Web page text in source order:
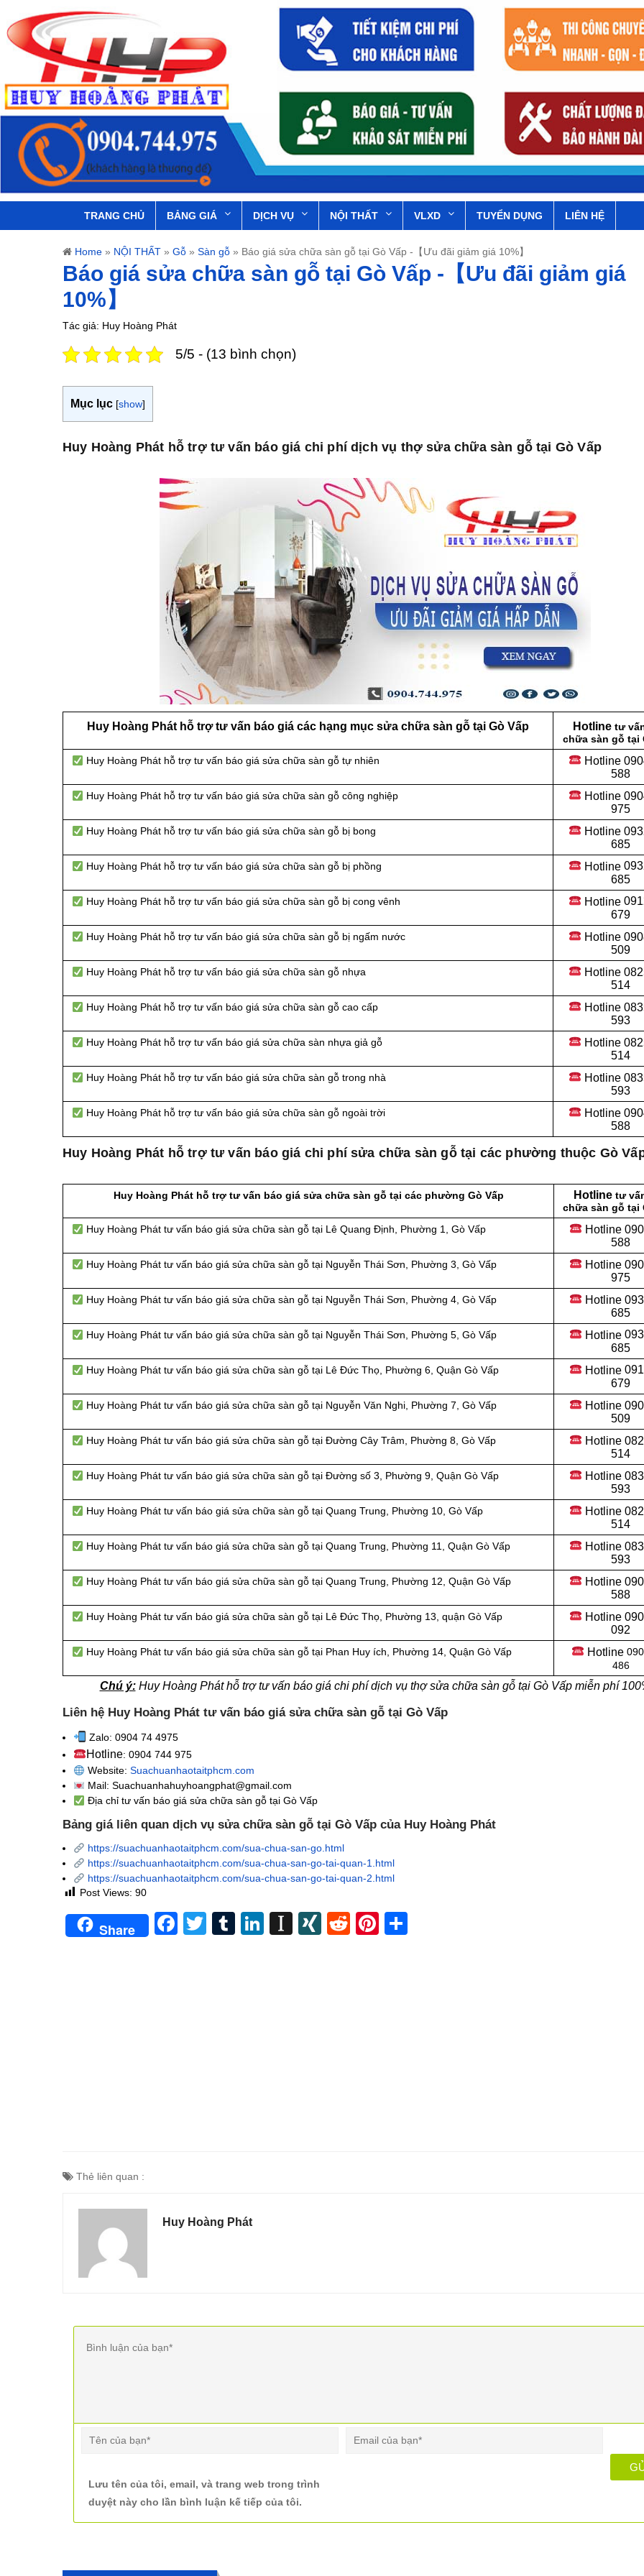
TRANG CHỦ BẢNG GIÁ DỊCH VỤ NỘI THẤT VLXD TUYỂN DỤNG LIÊN HỆ
Home » NỘI THẤT » Gỗ » Sàn gỗ » Báo giá sửa chữa sàn gỗ tại Gò Vấp -【Ưu đãi giảm giá 10%】
Báo giá sửa chữa sàn gỗ tại Gò Vấp -【Ưu đãi giảm giá
10%】
Tác giả: Huy Hoàng Phát
5/5 - (13 bình chọn)
Mục lục [show]
Huy Hoàng Phát hỗ trợ tư vấn báo giá chi phí dịch vụ thợ sửa chữa sàn gỗ tại Gò Vấp
Huy Hoàng Phát hỗ trợ tư vấn báo giá các hạng mục sửa chữa sàn gỗ tại Gò Vấp Hotline tư
chữa sàn gỗ tại
Huy Hoàng Phát hỗ trợ tư vấn báo giá sửa chữa sàn gỗ tự nhiên
Hotline
588
Huy Hoàng Phát hỗ trợ tư vấn báo giá sửa chữa sàn gỗ công nghiệp
Hotline
975
Huy Hoàng Phát hỗ trợ tư vấn báo giá sửa chữa sàn gỗ bị bong
Hotline
685
Huy Hoàng Phát hỗ trợ tư vấn báo giá sửa chữa sàn gỗ bị phồng Hotline
685
Huy Hoàng Phát hỗ trợ tư vấn báo giá sửa chữa sàn gỗ bị cong vênh Hotline
679
Huy Hoàng Phát hỗ trợ tư vấn báo giá sửa chữa sàn gỗ bị ngấm nước
Hotline
509
Huy Hoàng Phát hỗ trợ tư vấn báo giá sửa chữa sàn gỗ nhựa Hotline
514
Huy Hoàng Phát hỗ trợ tư vấn báo giá sửa chữa sàn gỗ cao cấp Hotline
593
Huy Hoàng Phát hỗ trợ tư vấn báo giá sửa chữa sàn nhựa giả gỗ Hotline
514
Huy Hoàng Phát hỗ trợ tư vấn báo giá sửa chữa sàn gỗ trong nhà Hotline
593
Huy Hoàng Phát hỗ trợ tư vấn báo giá sửa chữa sàn gỗ ngoài trời
Hotline
588
Huy Hoàng Phát hỗ trợ tư vấn báo giá chi phí sửa chữa sàn gỗ tại các phường thuộc Gò
Huy Hoàng Phát hỗ trợ tư vấn báo giá sửa chữa sàn gỗ tại các phường Gò Vấp Hotline tư
chữa sàn gỗ tại
Huy Hoàng Phát tư vấn báo giá sửa chữa sàn gỗ tại Lê Quang Định, Phường 1, Gò Vấp
Hotline
588
Huy Hoàng Phát tư vấn báo giá sửa chữa sàn gỗ tại Nguyễn Thái Sơn, Phường 3, Gò Vấp
Hotline
975
Huy Hoàng Phát tư vấn báo giá sửa chữa sàn gỗ tạiNguyễn Thái Sơn, Phường 4, Gò Vấp
Hotline
685
Huy Hoàng Phát tư vấn báo giá sửa chữa sàn gỗ tại Nguyễn Thái Sơn, Phường 5, Gò Vấp Hotline
685
Huy Hoàng Phát tư vấn báo giá sửa chữa sàn gỗ tạiLê Đức Thọ, Phường 6, Quận Gò Vấp Hotline
679
Huy Hoàng Phát tư vấn báo giá sửa chữa sàn gỗ tại Nguyễn Văn Nghi, Phường 7, Gò Vấp
Hotline
509
Huy Hoàng Phát tư vấn báo giá sửa chữa sàn gỗ tại Đường Cây Trâm, Phường 8, Gò Vấp Hotline
514
Huy Hoàng Phát tư vấn báo giá sửa chữa sàn gỗ tại Đường số 3, Phường 9, Quận Gò Vấp Hotline
593
Huy Hoàng Phát tư vấn báo giá sửa chữa sàn gỗ tại Quang Trung, Phường 10, Gò Vấp Hotline
514
Huy Hoàng Phát tư vấn báo giá sửa chữa sàn gỗ tạiQuang Trung, Phường 11, Quận Gò Vấp Hotline
593
Huy Hoàng Phát tư vấn báo giá sửa chữa sàn gỗ tạiQuang Trung, Phường 12, Quận Gò Vấp
Hotline
588
Huy Hoàng Phát tư vấn báo giá sửa chữa sàn gỗ tạiLê Đức Thọ, Phường 13, quận Gò Vấp
Hotline
092
Huy Hoàng Phát tư vấn báo giá sửa chữa sàn gỗ tạiPhan Huy ích, Phường 14, Quận Gò Vấp Hotline
486
Chú ý:Huy Hoàng Phát hỗ trợ tư vấn báo giá chi phí dịch vụ thợ sửa chữa sàn gỗ tại Gò Vấp miễn phí
Liên hệ Huy Hoàng Phát tư vấn báo giá sửa chữa sàn gỗ tại Gò Vấp
Zalo: 0904 74 4975
Hotline: 0904 744 975
Website: Suachuanhaotaitphcm.com
Mail: Suachuanhahuyhoangphat@gmail.com
Địa chỉ tư vấn báo giá sửa chữa sàn gỗ tại Gò Vấp
Bảng giá liên quan dịch vụ sửa chữa sàn gỗ tại Gò Vấp của Huy Hoàng Phát
https://suachuanhaotaitphcm.com/sua-chua-san-go.html
https://suachuanhaotaitphcm.com/sua-chua-san-go-tai-quan-1.html
https://suachuanhaotaitphcm.com/sua-chua-san-go-tai-quan-2.html
Post Views: 90
Share Facebook
TwitterTumblrLinkedIn
Instapaper
XINGRedditPinterest
Thẻ liên quan :
Huy Hoàng Phát
Lưu tên của tôi, email, và trang web trong trình
duyệt này cho lần bình luận kế tiếp của tôi.